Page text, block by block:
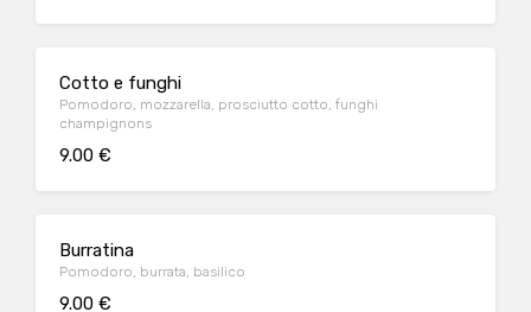
Cotto e funghi
Pomodoro, mozzarella, prosciutto cotto, funghi
champignons
9.00 €
Burratina
Pomodoro, burrata, basilico
9.00 €